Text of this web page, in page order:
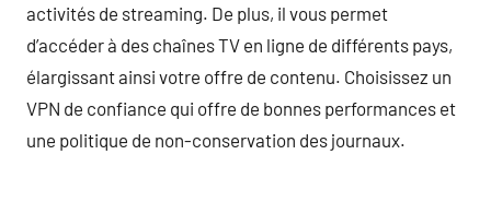
activités de streaming. De plus, il vous permet
d’accéder à des chaînes TV en ligne de différents pays,
élargissant ainsi votre offre de contenu. Choisissez un
VPN de confiance qui offre de bonnes performances et
une politique de non-conservation des journaux.